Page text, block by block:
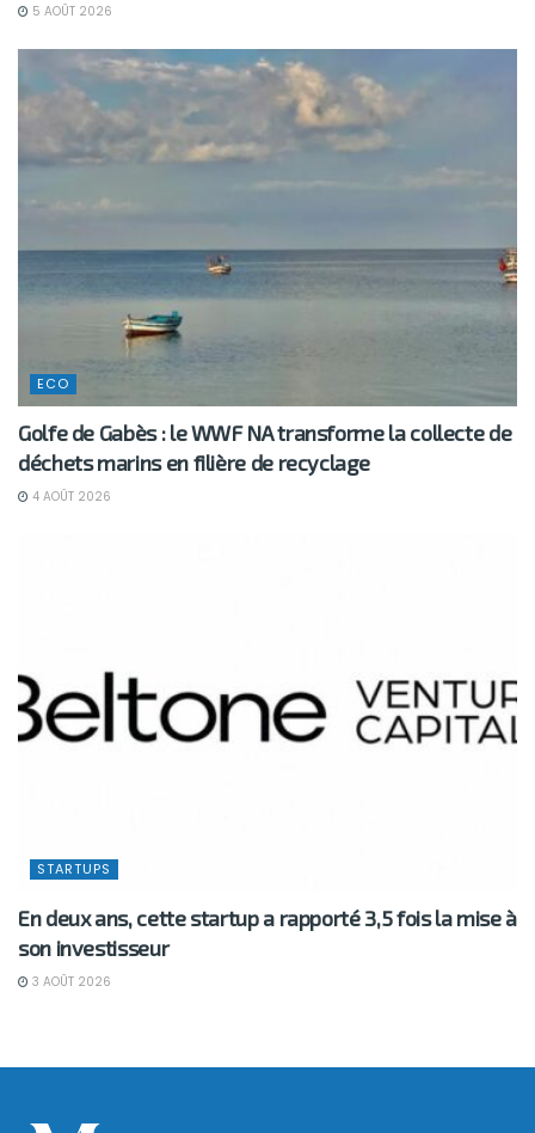
5 AOÛT 2026
ECO
Golfe de Gabès : le WWF NA transforme la collecte de
déchets marins en filière de recyclage
4 AOÛT 2026
STARTUPS
En deux ans, cette startup a rapporté 3,5 fois la mise à
son investisseur
3 AOÛT 2026